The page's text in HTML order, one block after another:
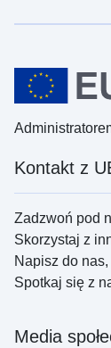
Kontakt z
Zadzwoń pod
Skorzystaj z
Napisz do nas,
Spotkaj się z
Media